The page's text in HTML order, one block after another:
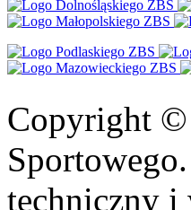
Copyright
techniczny i